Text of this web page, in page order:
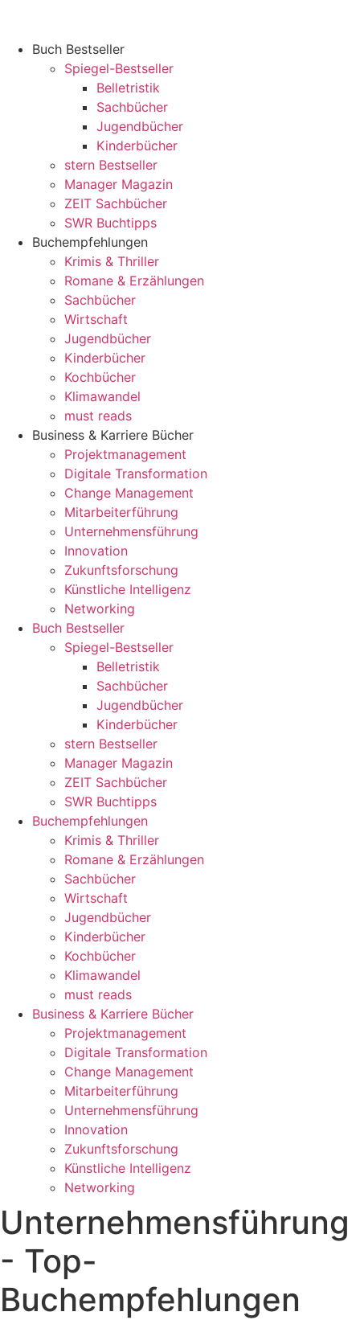
springenBuch Bestseller
Spiegel-Bestseller
Belletristik
Sachbücher
Jugendbücher
Kinderbücher
stern Bestseller
Manager Magazin
ZEIT Sachbücher
SWR Buchtipps
Buchempfehlungen
Krimis & Thriller
Romane & Erzählungen
Sachbücher
Wirtschaft
Jugendbücher
Kinderbücher
Kochbücher
Klimawandel
must reads
Business & Karriere Bücher
Projektmanagement
Digitale Transformation
Change Management
Mitarbeiterführung
Unternehmensführung
Innovation
Zukunftsforschung
Künstliche Intelligenz
Networking
Buch Bestseller
Spiegel-Bestseller
Belletristik
Sachbücher
Jugendbücher
Kinderbücher
stern Bestseller
Manager Magazin
ZEIT Sachbücher
SWR Buchtipps
Buchempfehlungen
Krimis & Thriller
Romane & Erzählungen
Sachbücher
Wirtschaft
Jugendbücher
Kinderbücher
Kochbücher
Klimawandel
must reads
Business & Karriere Bücher
Projektmanagement
Digitale Transformation
Change Management
Mitarbeiterführung
Unternehmensführung
Innovation
Zukunftsforschung
Künstliche Intelligenz
Networking
Unternehmensführung
- Top-
Buchempfehlungen